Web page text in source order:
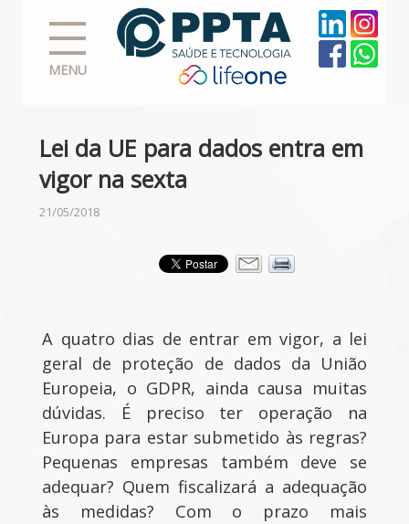
MENU
Lei da UE para dados entra em
vigor na sexta
21/05/2018
A quatro dias de entrar em vigor, a lei
geral de proteção de dados da União
Europeia, o GDPR, ainda causa muitas
dúvidas. É preciso ter operação na
Europa para estar submetido às regras?
Pequenas empresas também deve se
adequar? Quem fiscalizará a adequação
às medidas? Com o prazo mais